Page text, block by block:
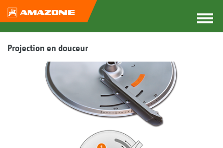
Projection en douceur